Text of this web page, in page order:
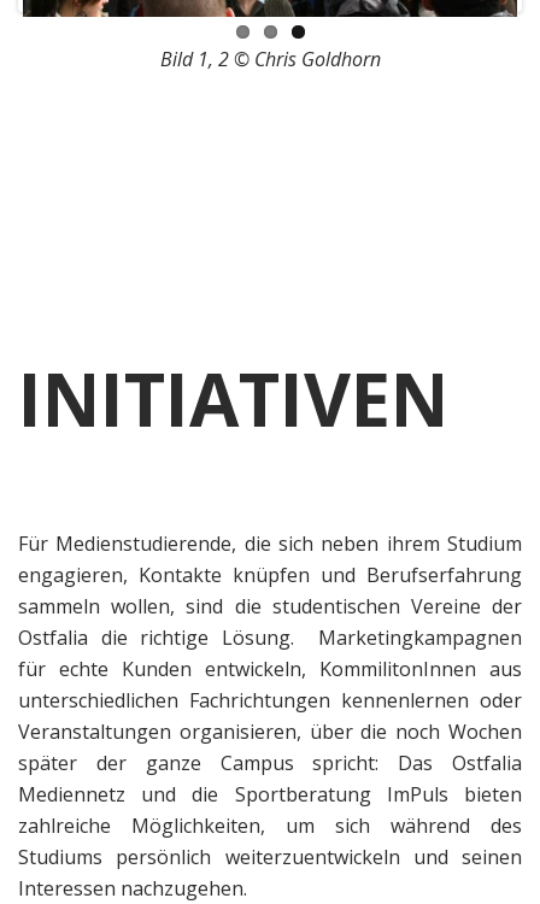
Bild 1, 2 © Chris Goldhorn
INITIATIVEN
Für Medienstudierende, die sich neben ihrem Studium
engagieren, Kontakte knüpfen und Berufserfahrung
sammeln wollen, sind die studentischen Vereine der
Ostfalia die richtige Lösung. Marketingkampagnen
für echte Kunden entwickeln, KommilitonInnen aus
unterschiedlichen Fachrichtungen kennenlernen oder
Veranstaltungen organisieren, über die noch Wochen
später der ganze Campus spricht: Das Ostfalia
Mediennetz und die Sportberatung ImPuls bieten
zahlreiche Möglichkeiten, um sich während des
Studiums persönlich weiterzuentwickeln und seinen
Interessen nachzugehen.